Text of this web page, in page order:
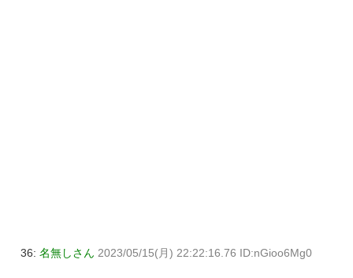
36: 名無しさん 2023/05/15(月) 22:22:16.76 ID:nGioo6Mg0